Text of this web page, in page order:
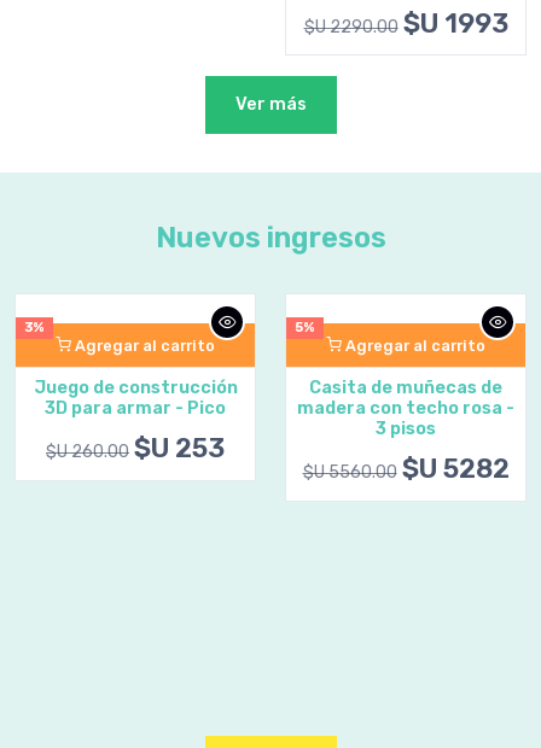
Ver más
Nuevos ingresos
5%
Agregar al carrito
Casita de muñecas de
madera con techo rosa -
$U 5282
3%
Agregar al carrito
Pelota fútbol luminosa
#5
$U 1252